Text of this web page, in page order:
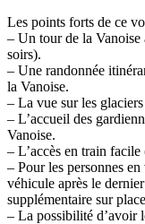
Les points forts de ce
– Un tour de la Vanoise
soirs).
– Une randonnée
la Vanoise.
– La vue sur les
– L’accueil des
Vanoise.
– L’accès en train facile
– Pour les personnes
véhicule après le
supplémentaire sur
– La possibilité d’avoir